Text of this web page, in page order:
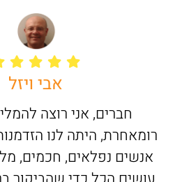
חברים, אני רוצה
רומאחרת, היתה לנו
אנשים נפלאים, חכמים,
אבי ויזל